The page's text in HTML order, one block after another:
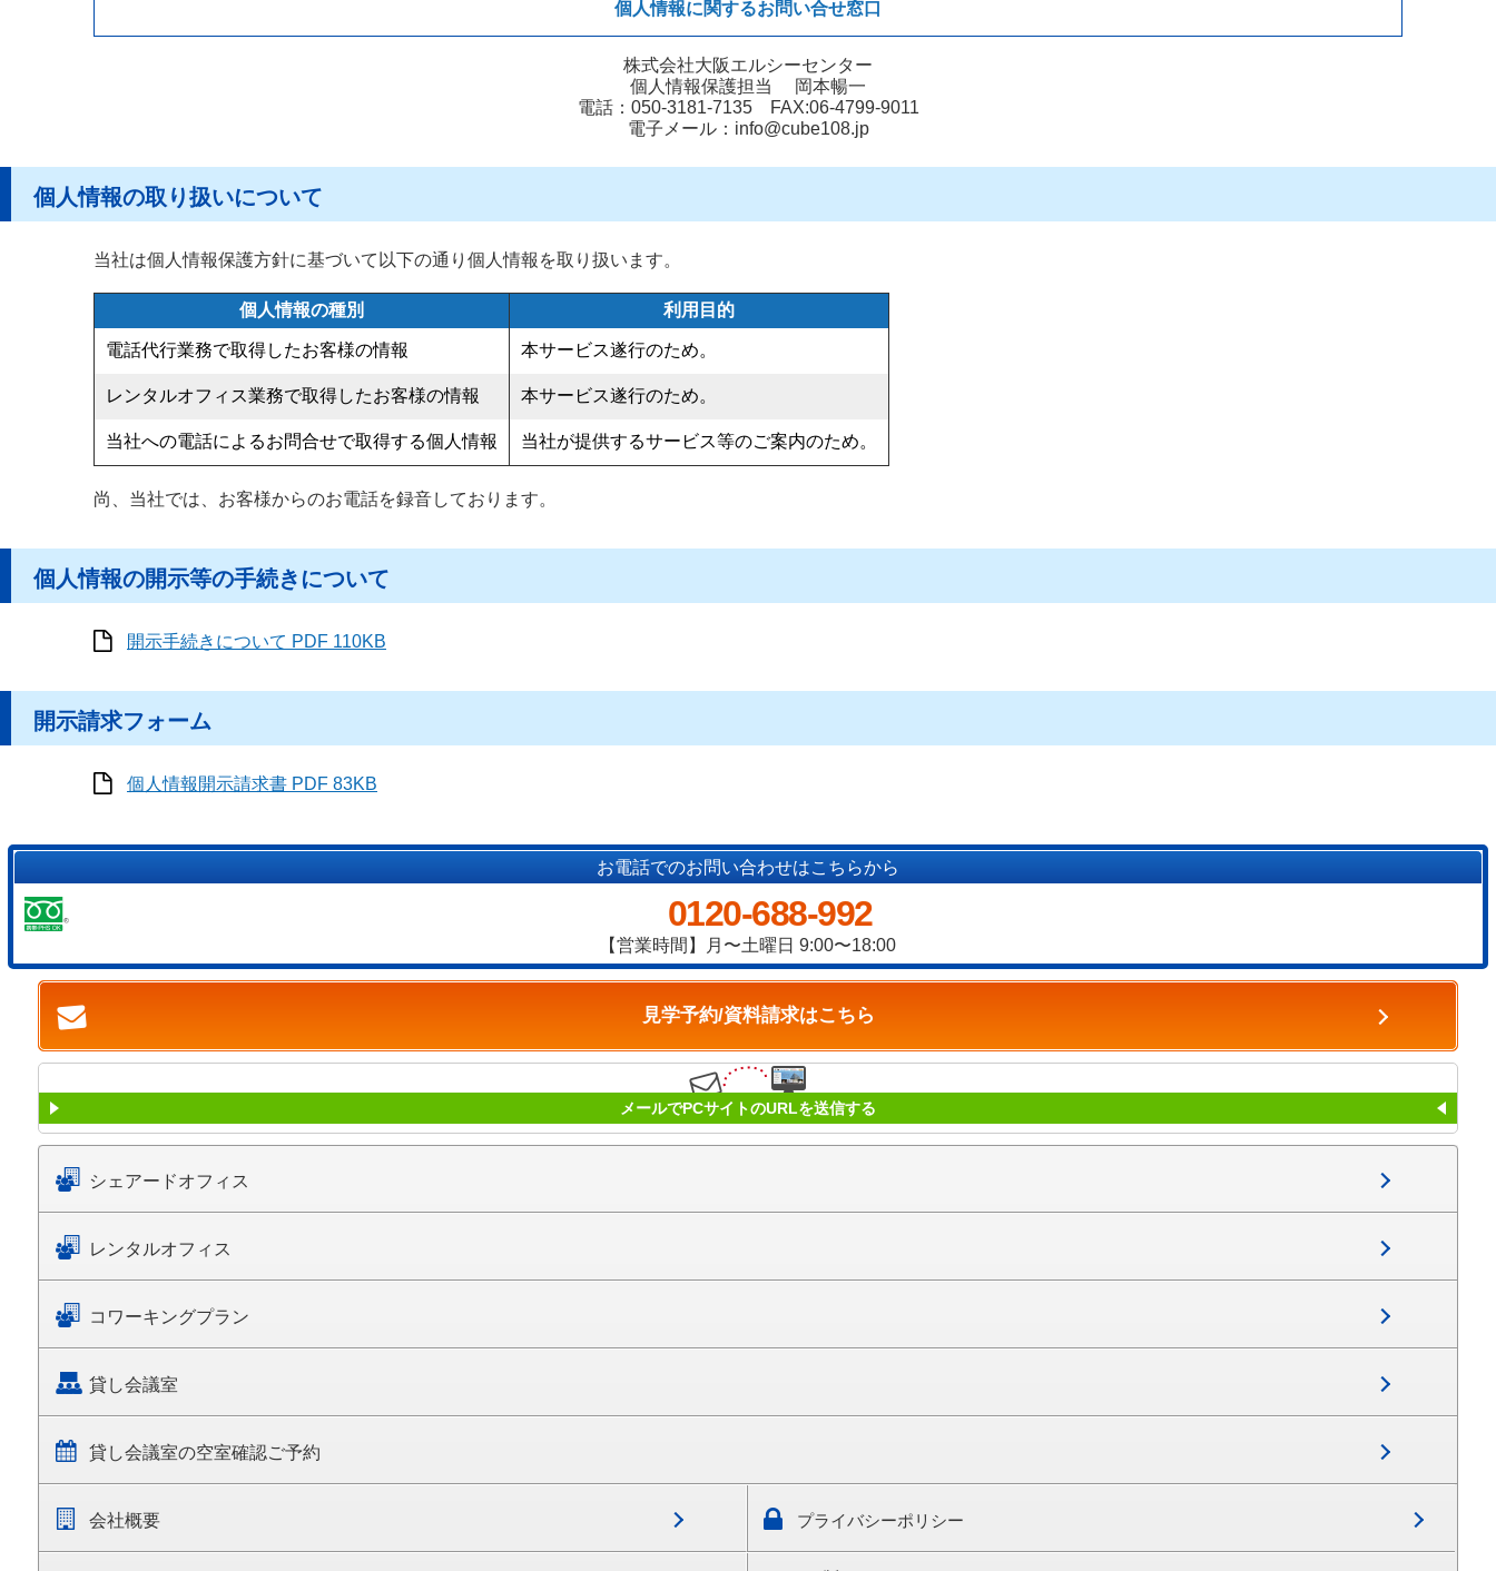
個人情報に関するお問い合せ窓口
株式会社大阪エルシーセンター
個人情報保護担当 岡本暢一
電話：050-3181-7135 FAX:06-4799-9011
電子メール：info@cube108.jp
個人情報の取り扱いについて
当社は個人情報保護方針に基づいて以下の通り個人情報を取り扱います。
個人情報の種別 利用目的
電話代行業務で取得したお客様の情報 本サービス遂行のため。
レンタルオフィス業務で取得したお客様の情報 本サービス遂行のため。
当社への電話によるお問合せで取得する個人情報 当社が提供するサービス等のご案内のため。
尚、当社では、お客様からのお電話を録音しております。
個人情報の開示等の手続きについて
開示手続きについて PDF 110KB
開示請求フォーム
個人情報開示請求書 PDF 83KB
お電話でのお問い合わせはこちらから
0120-688-992
【営業時間】月〜土曜日 9:00〜18:00
見学予約/資料請求はこちら
メールでPCサイトのURLを送信する
シェアードオフィス
レンタルオフィス
コワーキングプラン
貸し会議室
貸し会議室の空室確認ご予約
会社概要 プライバシーポリシー